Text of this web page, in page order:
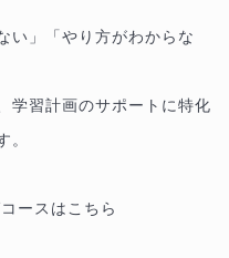
い」「やり方がわからな
学習計画のサポートに特化
ースはこちら